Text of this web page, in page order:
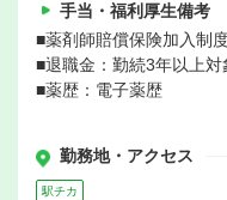
手当・福利厚生備考
■薬剤師賠償保険加入制
■退職金：勤続3年以上対
■薬歴：電子薬歴
勤務地・アクセス
駅チカ